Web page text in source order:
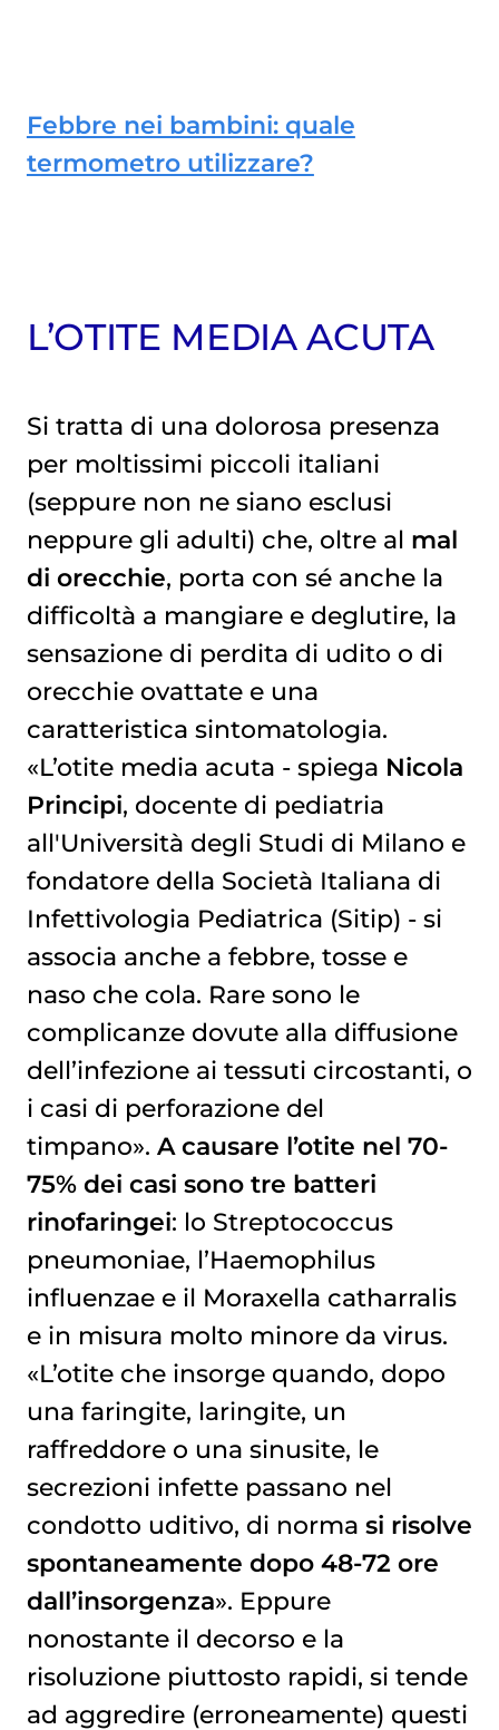
Febbre nei bambini: quale
termometro utilizzare?
L’OTITE MEDIA ACUTA
Si tratta di una dolorosa presenza
per moltissimi piccoli italiani
(seppure non ne siano esclusi
neppure gli adulti) che, oltre al mal
di orecchie, porta con sé anche la
difficoltà a mangiare e deglutire, la
sensazione di perdita di udito o di
orecchie ovattate e una
caratteristica sintomatologia.
«L’otite media acuta - spiega Nicola
Principi, docente di pediatria
all'Università degli Studi di Milano e
fondatore della Società Italiana di
Infettivologia Pediatrica (Sitip) - si
associa anche a febbre, tosse e
naso che cola. Rare sono le
complicanze dovute alla diffusione
dell’infezione ai tessuti circostanti, o
i casi di perforazione del
timpano». A causare l’otite nel 70-
75% dei casi sono tre batteri
rinofaringei: lo Streptococcus
pneumoniae, l’Haemophilus
influenzae e il Moraxella catharralis
e in misura molto minore da virus.
«L’otite che insorge quando, dopo
una faringite, laringite, un
raffreddore o una sinusite, le
secrezioni infette passano nel
condotto uditivo, di norma si risolve
spontaneamente dopo 48-72 ore
dall’insorgenza». Eppure
nonostante il decorso e la
risoluzione piuttosto rapidi, si tende
ad aggredire (erroneamente) questi